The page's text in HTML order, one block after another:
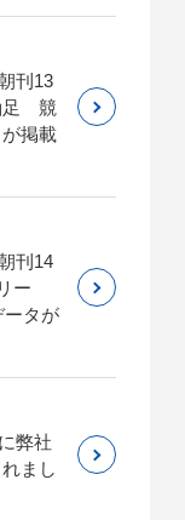
刊13
足 競
掲載
刊14
ー
ータが
弊社
まし